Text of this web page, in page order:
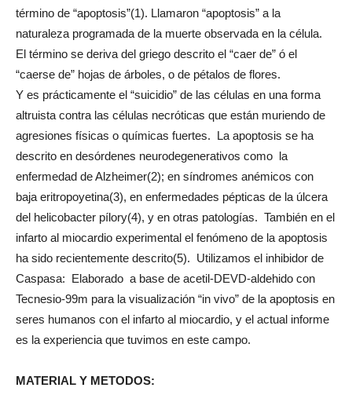
término de “apoptosis”(1). Llamaron “apoptosis” a la
naturaleza programada de la muerte observada en la célula.
El término se deriva del griego descrito el “caer de” ó el
“caerse de” hojas de árboles, o de pétalos de flores.
Y es prácticamente el “suicidio” de las células en una forma
altruista contra las células necróticas que están muriendo de
agresiones físicas o químicas fuertes. La apoptosis se ha
descrito en desórdenes neurodegenerativos como la
enfermedad de Alzheimer(2); en síndromes anémicos con
baja eritropoyetina(3), en enfermedades pépticas de la úlcera
del helicobacter pílory(4), y en otras patologías. También en el
infarto al miocardio experimental el fenómeno de la apoptosis
ha sido recientemente descrito(5). Utilizamos el inhibidor de
Caspasa: Elaborado a base de acetil-DEVD-aldehido con
Tecnesio-99m para la visualización “in vivo” de la apoptosis en
seres humanos con el infarto al miocardio, y el actual informe
es la experiencia que tuvimos en este campo.
MATERIAL Y METODOS: